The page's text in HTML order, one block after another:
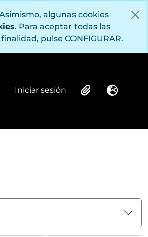
algunas cookies
. Para aceptar todas las
pulse CONFIGURAR.
Iniciar sesión
Iniciar sesión ClipboardIdioma